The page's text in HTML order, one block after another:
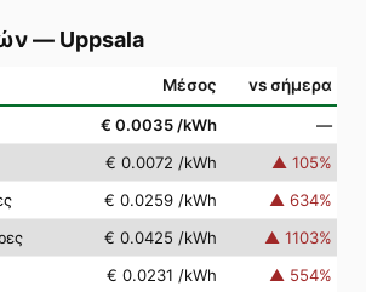
— Uppsala
Μέσος vs σήμερα
€ 0.0035 /kWh
—
€ 0.0072 /kWh ▲ 105%
€ 0.0259 /kWh ▲ 634%
€ 0.0425 /kWh ▲ 1103%
€ 0.0231 /kWh ▲ 554%